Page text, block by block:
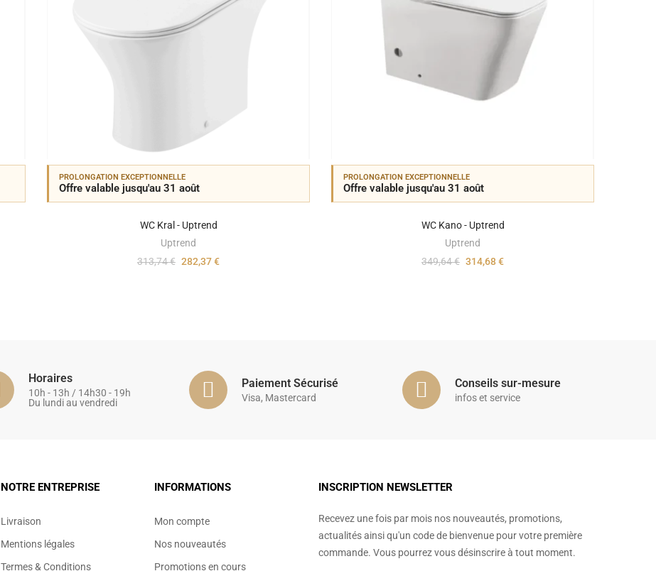
PROLONGATION EXCEPTIONNELLE
Offre valable jusqu'au 31 août
WC Kral - Uptrend
Uptrend
313,74 € 282,37 €
PROLONGATION EXCEPTIONNELLE
Offre valable jusqu'au 31 août
WC Kano - Uptrend
Uptrend
349,64 € 314,68 €
Horaires
10h - 13h / 14h30 - 19h
Du lundi au vendredi
Paiement Sécurisé
Visa, Mastercard
Conseils sur-mesure
infos et service
NOTRE ENTREPRISE
Livraison
Mentions légales
Termes & Conditions
INFORMATIONS
Mon compte
Nos nouveautés
Promotions en cours
INSCRIPTION NEWSLETTER
Recevez une fois par mois nos nouveautés, promotions,
actualités ainsi qu'un code de bienvenue pour votre première
commande. Vous pourrez vous désinscrire à tout moment.